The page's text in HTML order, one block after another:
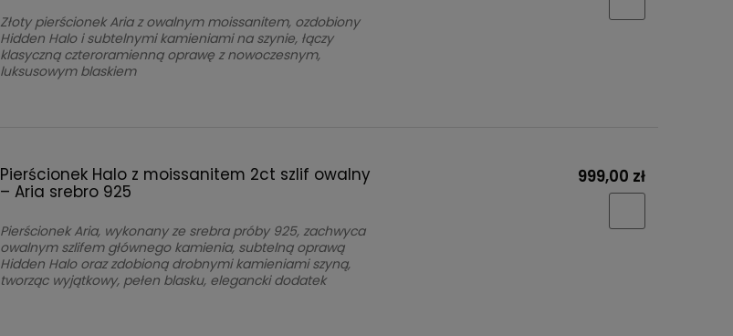
Złoty pierścionek Aria z owalnym moissanitem, ozdobiony
Hidden Halo i subtelnymi kamieniami na szynie, łączy
klasyczną czteroramienną oprawę z nowoczesnym,
luksusowym blaskiem
Pierścionek Halo z moissanitem 2ct szlif owalny
– Aria srebro 925
Pierścionek Aria, wykonany ze srebra próby 925, zachwyca
owalnym szlifem głównego kamienia, subtelną oprawą
Hidden Halo oraz zdobioną drobnymi kamieniami szyną,
tworząc wyjątkowy, pełen blasku, elegancki dodatek
999,00 zł